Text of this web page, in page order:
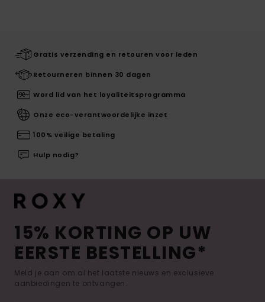
Gratis verzending en retouren voor leden
Retourneren binnen 30 dagen
Word lid van het loyaliteitsprogramma
Onze eco-verantwoordelijke inzet
100% veilige betaling
Hulp nodig?
15% KORTING OP UW
EERSTE BESTELLING*
Meld je aan om al het laatste nieuws en exclusieve
aanbiedingen te ontvangen.